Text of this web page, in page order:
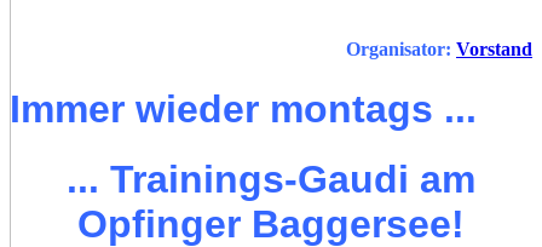
Organisator: Vorstand
Immer wieder montags ...
... Trainings-Gaudi am
Opfinger Baggersee!